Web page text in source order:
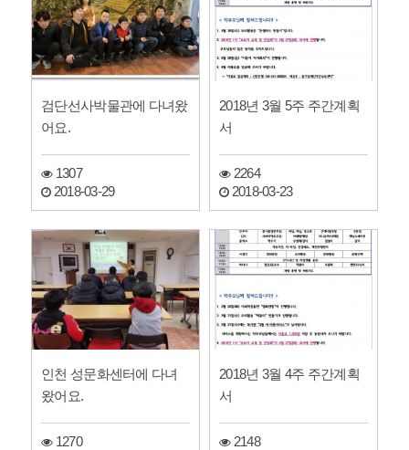
검단선사박물관에 다녀왔
어요.
1307
2018-03-29
2018년 3월 5주 주간계획
서
2264
2018-03-23
인천 성문화센터에 다녀
왔어요.
1270
2018년 3월 4주 주간계획
서
2148